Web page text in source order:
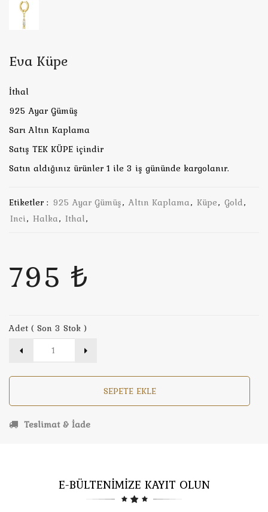
Eva Küpe
İthal
925 Ayar Gümüş
Sarı Altın Kaplama
Satış TEK KÜPE içindir
Satın aldığınız ürünler 1 ile 3 iş gününde kargolanır.
Etiketler : 925 Ayar Gümüş, Altın Kaplama, Küpe, Gold,
Inci, Halka, Ithal,
795 ₺
Adet ( Son 3 Stok )
SEPETE EKLE
Teslimat & İade
E-BÜLTENİMİZE KAYIT OLUN